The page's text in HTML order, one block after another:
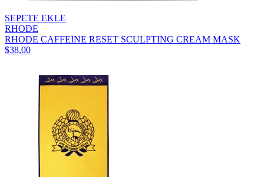
SEPETE EKLE
RHODE
RHODE CAFFEINE RESET SCULPTING CREAM MASK
$38,00